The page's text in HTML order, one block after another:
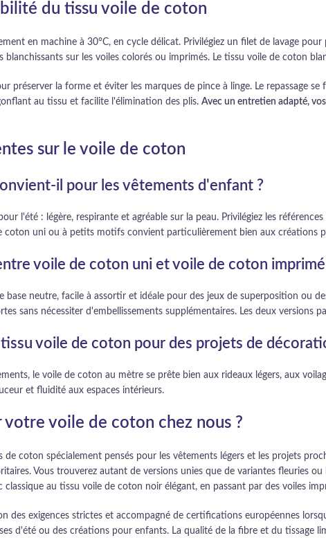
du tissu voile de coton
en machine à 30°C, en cycle délicat. Privilégiez un filet de lavage
blanchissants sur les voiles colorés ou imprimés. Le tissu voile de coton
préserver la forme et éviter les marques de pince à linge. Le repassage
au tissu et facilite l'élimination des plis. Avec un entretien adapté,
sur le voile de coton
il pour les vêtements d'enfant ?
l'été : légère, respirante et agréable sur la peau. Privilégiez les
coton uni ou à petits motifs convient particulièrement bien aux créations
voile de coton uni et voile de coton imprimé
base neutre, facile à assortir et idéale pour des jeux de superposition ou
sans nécessiter d'embellissements supplémentaires. Les deux versions
voile de coton pour des projets de
le voile de coton au mètre se prête bien aux rideaux légers, aux
et fluidité aux espaces intérieurs.
votre voile de coton chez nous ?
de coton spécialement pensés pour les vêtements légers et les projets
Vous trouverez autant de versions unies que de variantes fleuries
au tissu voile de coton noir élégant, en passant par des voiles
des exigences strictes et accompagné de certifications européennes
d'été ou des créations pour enfants. La qualité de la fibre et du tissage